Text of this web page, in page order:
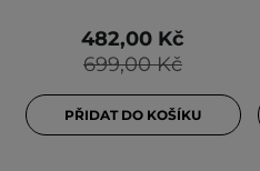
699,00 Kč
482,00 Kč
PŘIDAT DO KOŠÍKU